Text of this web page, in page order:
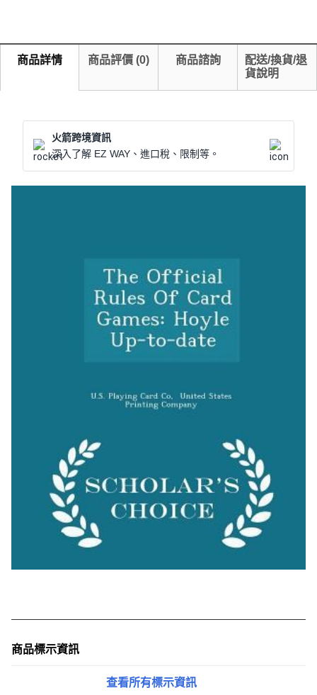
商品詳情 商品評價 (0) 商品諮詢
配送/換貨/退
貨說明
火箭跨境資訊
深入了解 EZ WAY、進口稅、限制等。
商品標示資訊
查看所有標示資訊